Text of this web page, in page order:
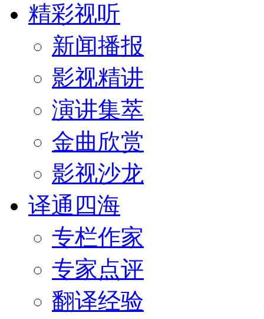
精彩视听
新闻播报
影视精讲
演讲集萃
金曲欣赏
影视沙龙
译通四海
专栏作家
专家点评
翻译经验